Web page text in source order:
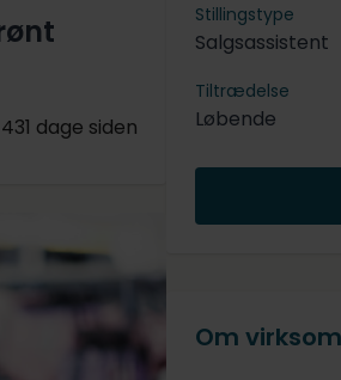
dage siden
Stillingstype
Salgsassistent
Tiltrædelse
Løbende
Om